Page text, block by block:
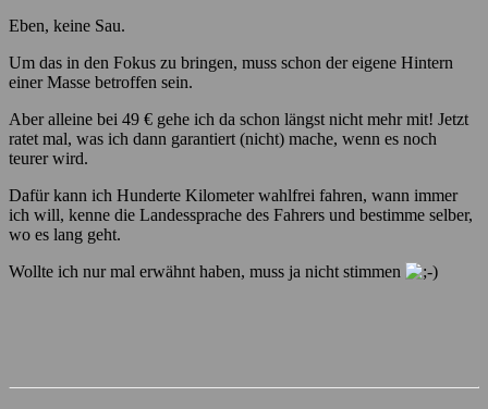
Eben, keine Sau.
Um das in den Fokus zu bringen, muss schon der eigene Hintern
einer Masse betroffen sein.
Aber alleine bei 49 € gehe ich da schon längst nicht mehr mit! Jetzt
ratet mal, was ich dann garantiert (nicht) mache, wenn es noch
teurer wird.
Dafür kann ich Hunderte Kilometer wahlfrei fahren, wann immer
ich will, kenne die Landessprache des Fahrers und bestimme selber,
wo es lang geht.
Wollte ich nur mal erwähnt haben, muss ja nicht stimmen